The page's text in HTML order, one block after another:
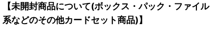
【未開封商品について(ボックス・パック・ファイル
系などのその他カードセット商品)】